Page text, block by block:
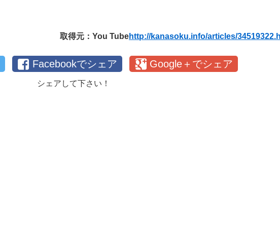
取得元：You Tubehttp://kanasoku.info/articles/
Facebookでシェア Google＋でシェア
シェアして下さい！